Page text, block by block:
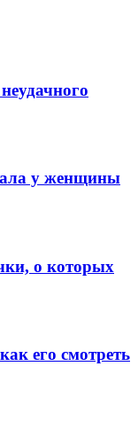
у женщины
о которых
его смотреть